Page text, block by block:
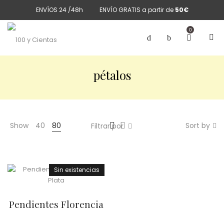
ENVÍOS 24 /48h ENVÍO GRATIS a partir de 50€
0
pétalos
Show 40 80 Sort by
Filtrar por
Sin existencias
Pendientes Florencia